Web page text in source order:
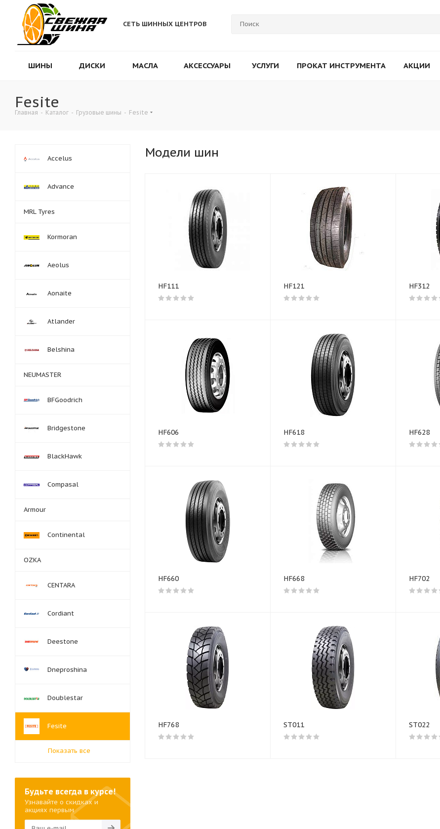
СЕТЬ ШИННЫХ ЦЕНТРОВ
ШИНЫ ДИСКИ МАСЛА АКСЕССУАРЫ УСЛУГИ ПРОКАТ ИНСТРУМЕНТА АКЦИИ
Fesite
Главная - Каталог - Грузовые шины - Fesite
Модели шин
HF111 HF121 HF312
HF606 HF618 HF628
HF660 HF668 HF702
HF768 ST011 ST022
Accelus
Advance
MRL Tyres
Kormoran
Aeolus
Aonaite
Atlander
Belshina
NEUMASTER
BFGoodrich
Bridgestone
BlackHawk
Compasal
Armour
Continental
OZKA
CENTARA
Cordiant
Deestone
Dneproshina
Doublestar
Fesite
Показать все
Будьте всегда в курсе!
Узнавайте о скидках и
акциях первым